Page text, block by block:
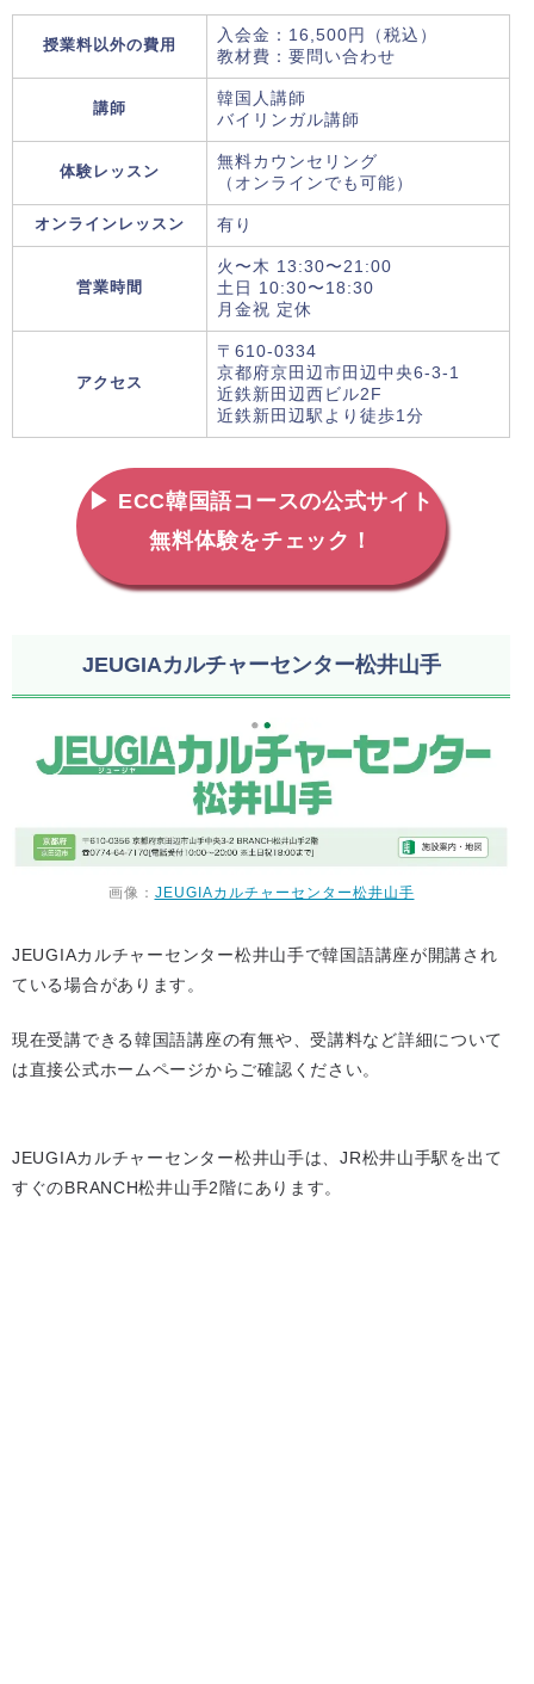
授業料以外の費用
入会金：16,500円（税込）
教材費：要問い合わせ
講師
韓国人講師
バイリンガル講師
体験レッスン
無料カウンセリング
（オンラインでも可能）
オンラインレッスン 有り
営業時間
火〜木 13:30〜21:00
土日 10:30〜18:30
月金祝 定休
アクセス
〒610-0334
京都府京田辺市田辺中央6-3-1
近鉄新田辺西ビル2F
近鉄新田辺駅より徒歩1分
▶ ECC韓国語コースの公式サイト
無料体験をチェック！
JEUGIAカルチャーセンター松井山手
画像： JEUGIAカルチャーセンター松井山手
JEUGIAカルチャーセンター松井山手で韓国語講座が開講され
ている場合があります。
現在受講できる韓国語講座の有無や、受講料など詳細について
は直接公式ホームページからご確認ください。
JEUGIAカルチャーセンター松井山手は、JR松井山手駅を出て
すぐのBRANCH松井山手2階にあります。